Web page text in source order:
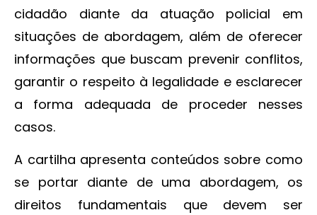
cidadão diante da atuação policial em
situações de abordagem, além de oferecer
informações que buscam prevenir conflitos,
garantir o respeito à legalidade e esclarecer
a forma adequada de proceder nesses
casos.
A cartilha apresenta conteúdos sobre como
se portar diante de uma abordagem, os
direitos fundamentais que devem ser